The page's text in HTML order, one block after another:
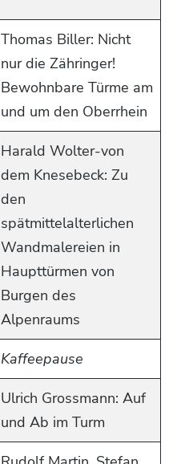
Thomas Biller: Nicht
nur die Zähringer!
Bewohnbare Türme am
und um den Oberrhein
Harald Wolter-von
dem Knesebeck: Zu
den
spätmittelalterlichen
Wandmalereien in
Haupttürmen von
Burgen des
Alpenraums
Kaffeepause
Ulrich Grossmann: Auf
und Ab im Turm